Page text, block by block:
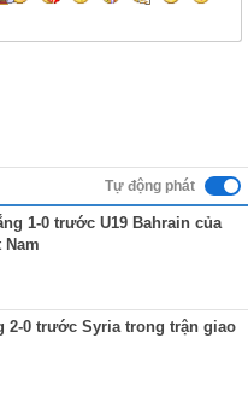
Tự động phát
1-0 trước U19 Bahrain của
Nam
2-0 trước Syria trong trận giao